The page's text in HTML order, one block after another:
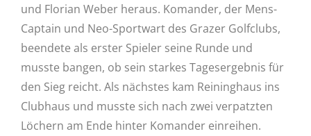
und Florian Weber heraus. Komander, der Mens-
Captain und Neo-Sportwart des Grazer Golfclubs,
beendete als erster Spieler seine Runde und
musste bangen, ob sein starkes Tagesergebnis für
den Sieg reicht. Als nächstes kam Reininghaus ins
Clubhaus und musste sich nach zwei verpatzten
Löchern am Ende hinter Komander einreihen.